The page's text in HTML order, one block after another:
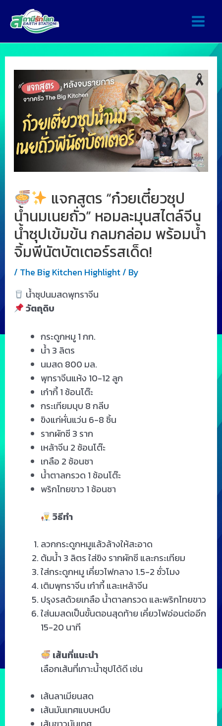
แจกสูตร “ก๋วยเตี๋ยวซุป
น้ำนมเนยถั่ว” หอมละมุนสไตล์จีน
น้ำซุปเข้มข้น กลมกล่อม พร้อมน้ำ
จิ้มพีนัตบัตเตอร์รสเด็ด!
/ The Big Kitchen Highlight/ By
น้ำซุปนมสดพุทราจีน
วัตถุดิบ
กระดูกหมู 1 กก.
น้ำ 3 ลิตร
นมสด 800 มล.
พุทราจีนแห้ง 10-12 ลูก
เก๋ากี้ 1 ช้อนโต๊ะ
กระเทียมบุบ 8 กลีบ
ขิงแก่หั่นแว่น 6-8 ชิ้น
รากผักชี 3 ราก
เหล้าจีน 2 ช้อนโต๊ะ
เกลือ 2 ช้อนชา
น้ำตาลกรวด 1 ช้อนโต๊ะ
พริกไทยขาว 1 ช้อนชา
วิธีทำ
ลวกกระดูกหมูแล้วล้างให้สะอาด
ต้มน้ำ 3 ลิตร ใส่ขิง รากผักชี และกระเทียม
ใส่กระดูกหมู เคี่ยวไฟกลาง 1.5-2 ชั่วโมง
เติมพุทราจีน เก๋ากี้ และเหล้าจีน
ปรุงรสด้วยเกลือ น้ำตาลกรวด และพริกไทยขาว
ใส่นมสดเป็นขั้นตอนสุดท้าย เคี่ยวไฟอ่อนต่ออีก
15-20 นาที
เส้นที่แนะนำ
เลือกเส้นที่เกาะน้ำซุปได้ดี เช่น
เส้นลาเมียนสด
เส้นมันเทศแบบหนึบ